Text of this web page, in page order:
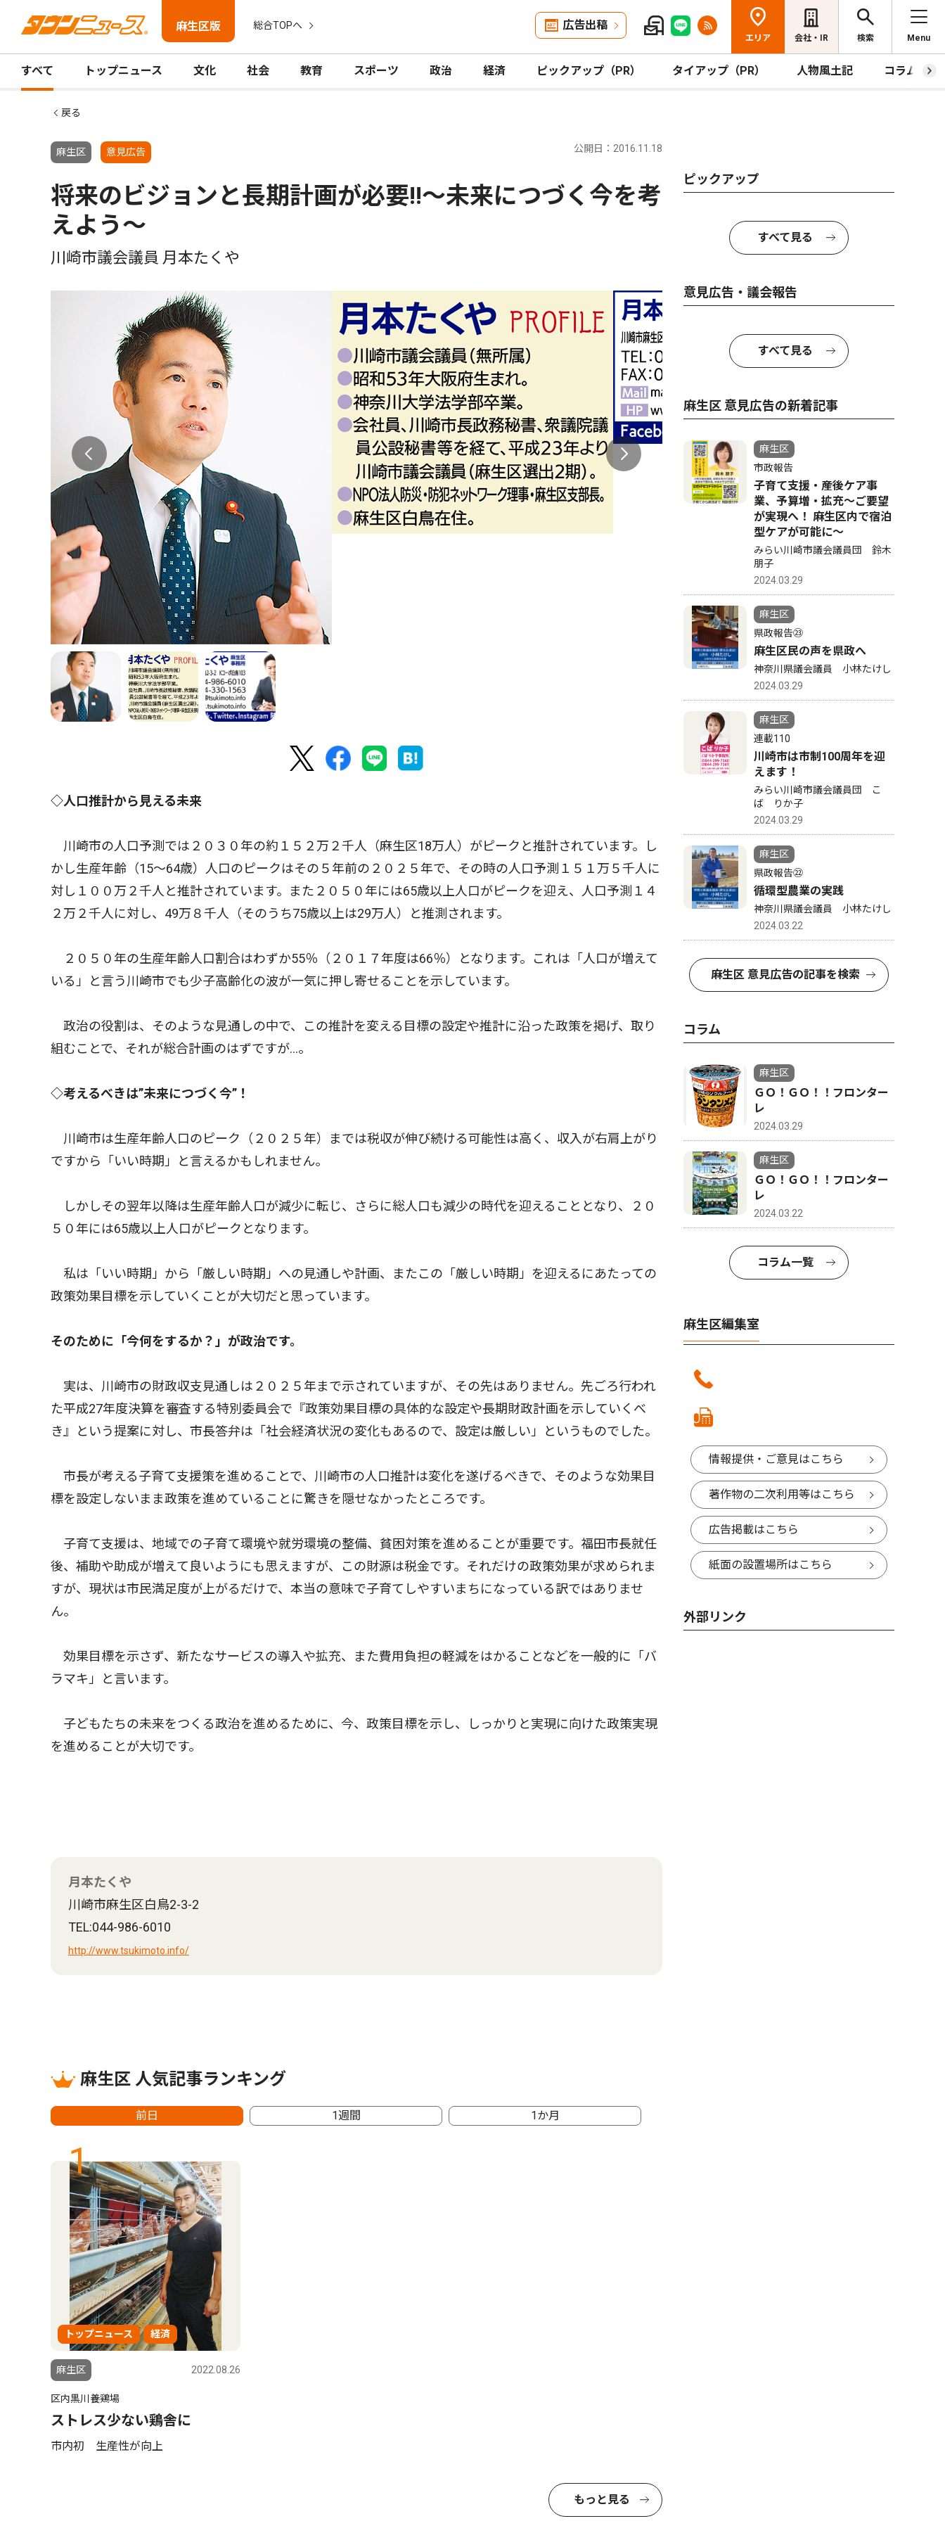
麻生区版 総合TOPへ 広告出稿
エリア 会社・IR 検索 Menu
すべて トップニュース 文化 社会 教育 スポーツ 政治 経済 ピックアップ（PR） タイアップ（PR） 人物風土記 コラム
戻る
麻生区 意見広告 公開日：2016.11.18
将来のビジョンと長期計画が必要!!〜未来につづく今を考
えよう〜
川崎市議会議員 月本たくや
◇人口推計から見える未来
川崎市の人口予測では２０３０年の約１５２万２千人（麻生区18万人）がピークと推計されています。し
かし生産年齢（15〜64歳）人口のピークはその５年前の２０２５年で、その時の人口予測１５１万５千人に
対し１００万２千人と推計されています。また２０５０年には65歳以上人口がピークを迎え、人口予測１４
２万２千人に対し、49万８千人（そのうち75歳以上は29万人）と推測されます。
２０５０年の生産年齢人口割合はわずか55％（２０１７年度は66％）となります。これは「人口が増えて
いる」と言う川崎市でも少子高齢化の波が一気に押し寄せることを示しています。
政治の役割は、そのような見通しの中で、この推計を変える目標の設定や推計に沿った政策を掲げ、取り
組むことで、それが総合計画のはずですが…。
◇考えるべきは”未来につづく今”！
川崎市は生産年齢人口のピーク（２０２５年）までは税収が伸び続ける可能性は高く、収入が右肩上がり
ですから「いい時期」と言えるかもしれません。
しかしその翌年以降は生産年齢人口が減少に転じ、さらに総人口も減少の時代を迎えることとなり、２０
５０年には65歳以上人口がピークとなります。
私は「いい時期」から「厳しい時期」への見通しや計画、またこの「厳しい時期」を迎えるにあたっての
政策効果目標を示していくことが大切だと思っています。
そのために「今何をするか？」が政治です。
実は、川崎市の財政収支見通しは２０２５年まで示されていますが、その先はありません。先ごろ行われ
た平成27年度決算を審査する特別委員会で『政策効果目標の具体的な設定や長期財政計画を示していくべ
き』という提案に対し、市長答弁は「社会経済状況の変化もあるので、設定は厳しい」というものでした。
市長が考える子育て支援策を進めることで、川崎市の人口推計は変化を遂げるべきで、そのような効果目
標を設定しないまま政策を進めていることに驚きを隠せなかったところです。
子育て支援は、地域での子育て環境や就労環境の整備、貧困対策を進めることが重要です。福田市長就任
後、補助や助成が増えて良いようにも思えますが、この財源は税金です。それだけの政策効果が求められま
すが、現状は市民満足度が上がるだけで、本当の意味で子育てしやすいまちになっている訳ではありませ
ん。
効果目標を示さず、新たなサービスの導入や拡充、また費用負担の軽減をはかることなどを一般的に「バ
ラマキ」と言います。
子どもたちの未来をつくる政治を進めるために、今、政策目標を示し、しっかりと実現に向けた政策実現
を進めることが大切です。
月本たくや
川崎市麻生区白鳥2-3-2
TEL:044-986-6010
http://www.tsukimoto.info/
麻生区 人気記事ランキング
前日 1週間 1か月
1
トップニュース 経済
麻生区 2022.08.26
区内黒川養鶏場
ストレス少ない鶏舎に
市内初 生産性が向上
もっと見る
ピックアップ
すべて見る
意見広告・議会報告
すべて見る
麻生区 意見広告の新着記事
麻生区
市政報告
子育て支援・産後ケア事
業、予算増・拡充〜ご要望
が実現へ！ 麻生区内で宿泊
型ケアが可能に〜
みらい川崎市議会議員団 鈴木
朋子
2024.03.29
麻生区
県政報告㉓
麻生区民の声を県政へ
神奈川県議会議員 小林たけし
2024.03.29
麻生区
連載110
川崎市は市制100周年を迎
えます！
みらい川崎市議会議員団 こ
ば りか子
2024.03.29
麻生区
県政報告㉒
循環型農業の実践
神奈川県議会議員 小林たけし
2024.03.22
麻生区 意見広告の記事を検索
コラム
麻生区
ＧＯ！ＧＯ！！フロンター
レ
2024.03.29
麻生区
ＧＯ！ＧＯ！！フロンター
レ
2024.03.22
コラム一覧
麻生区編集室
情報提供・ご意見はこちら
著作物の二次利用等はこちら
広告掲載はこちら
紙面の設置場所はこちら
外部リンク